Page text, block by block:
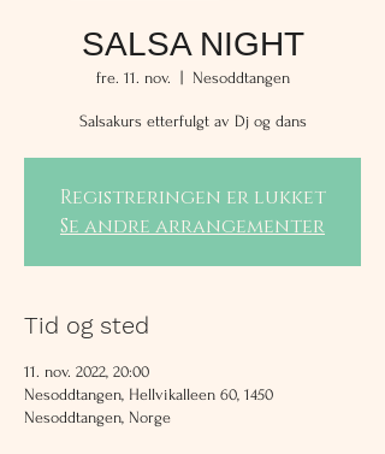
SALSA NIGHT
fre. 11. nov. Nesoddtangen
Salsakurs etterfulgt av Dj og dans
Registreringen er lukket
Se andre arrangementer
Tid og sted
11. nov. 2022, 20:00
Nesoddtangen, Hellvikalleen 60, 1450
Nesoddtangen, Norge